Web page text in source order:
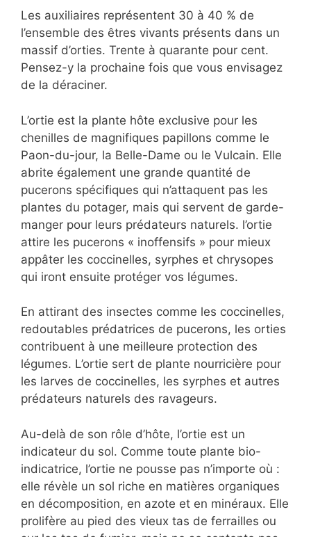
Les auxiliaires représentent 30 à 40 % de
l’ensemble des êtres vivants présents dans un
massif d’orties. Trente à quarante pour cent.
Pensez-y la prochaine fois que vous envisagez
de la déraciner.
L’ortie est la plante hôte exclusive pour les
chenilles de magnifiques papillons comme le
Paon-du-jour, la Belle-Dame ou le Vulcain. Elle
abrite également une grande quantité de
pucerons spécifiques qui n’attaquent pas les
plantes du potager, mais qui servent de garde-
manger pour leurs prédateurs naturels. l’ortie
attire les pucerons « inoffensifs » pour mieux
appâter les coccinelles, syrphes et chrysopes
qui iront ensuite protéger vos légumes.
En attirant des insectes comme les coccinelles,
redoutables prédatrices de pucerons, les orties
contribuent à une meilleure protection des
légumes. L’ortie sert de plante nourricière pour
les larves de coccinelles, les syrphes et autres
prédateurs naturels des ravageurs.
Au-delà de son rôle d’hôte, l’ortie est un
indicateur du sol. Comme toute plante bio-
indicatrice, l’ortie ne pousse pas n’importe où :
elle révèle un sol riche en matières organiques
en décomposition, en azote et en minéraux. Elle
prolifère au pied des vieux tas de ferrailles ou